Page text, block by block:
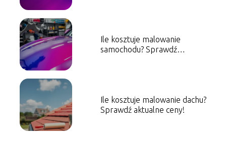
Ile kosztuje malowanie
samochodu? Sprawdź
Ile kosztuje malowanie dachu?
Sprawdź aktualne ceny!